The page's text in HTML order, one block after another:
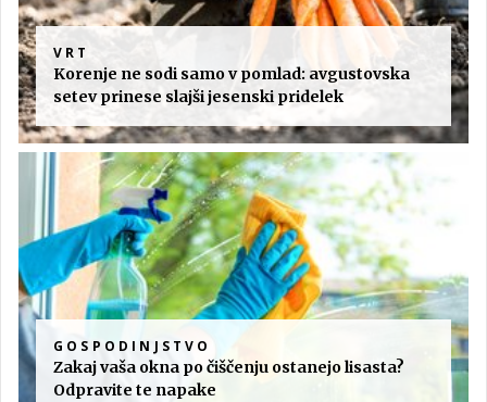
VRT
Korenje ne sodi samo v pomlad: avgustovska
setev prinese slajši jesenski pridelek
GOSPODINJSTVO
Zakaj vaša okna po čiščenju ostanejo lisasta?
Odpravite te napake